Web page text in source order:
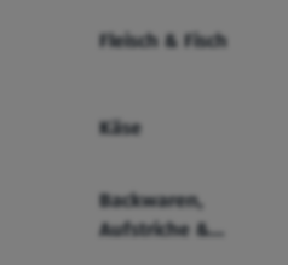
Fleisch & Fisch
Käse
Backwaren,
Aufstriche &